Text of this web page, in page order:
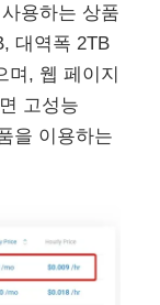
용하는 상품
대역폭 2TB
며, 웹 페이지
고성능
을 이용하는